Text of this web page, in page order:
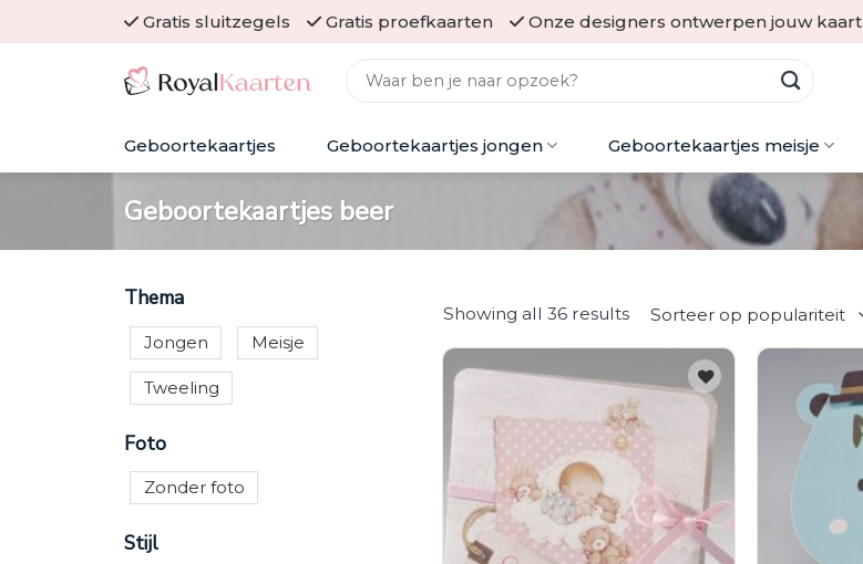
Gratis sluitzegels Gratis proefkaarten Onze designers ontwerpen jouw kaart
Geboortekaartjes Geboortekaartjes jongen Geboortekaartjes meisje
Geboortekaartjes beer
Thema
Jongen Meisje
Tweeling
Foto
Zonder foto
Stijl
Showing all 36 results